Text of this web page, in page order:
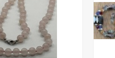
Geschäftsbedingungen/